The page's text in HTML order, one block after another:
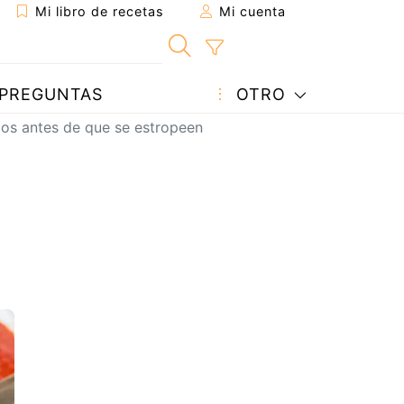
Mi libro de recetas Mi cuenta
OTRO
antes de que se estropeen